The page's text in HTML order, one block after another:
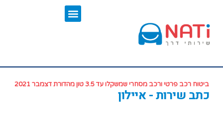
ביטוח רכב פרטי ורכב מסחרי שמשקלו עד 3.5 טון מהדורת דצמבר 2021
כתב שירות - איילון